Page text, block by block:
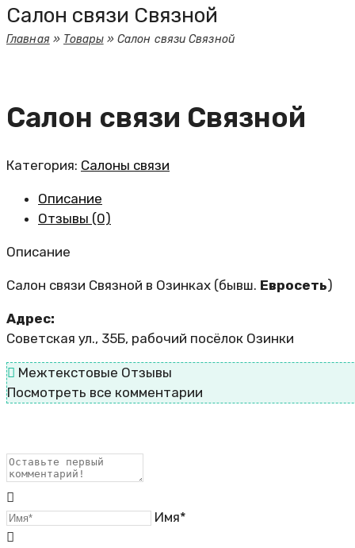
Салон связи Связной
Главная» Товары» Салон связи Связной
Салон связи Связной
Категория: Салоны связи
Описание
Отзывы (0)
Описание
Салон связи Связной в Озинках (бывш. Евросеть)
Адрес:
Советская ул., 35Б, рабочий посёлок Озинки
Межтекстовые Отзывы
Посмотреть все комментарии
Имя*